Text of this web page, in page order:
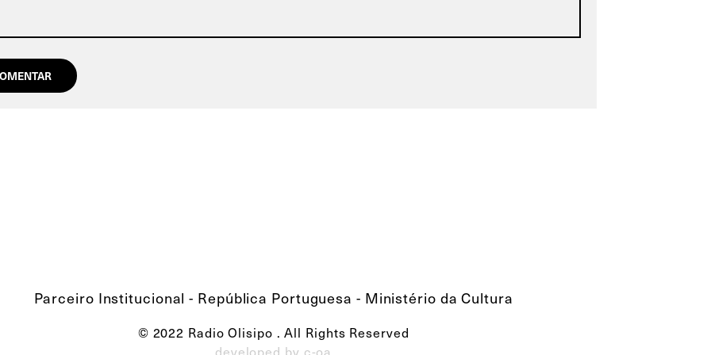
Parceiro Institucional - República Portuguesa - Ministério da Cultura
© 2022 Radio Olisipo . All Rights Reserved
developed by c-oa